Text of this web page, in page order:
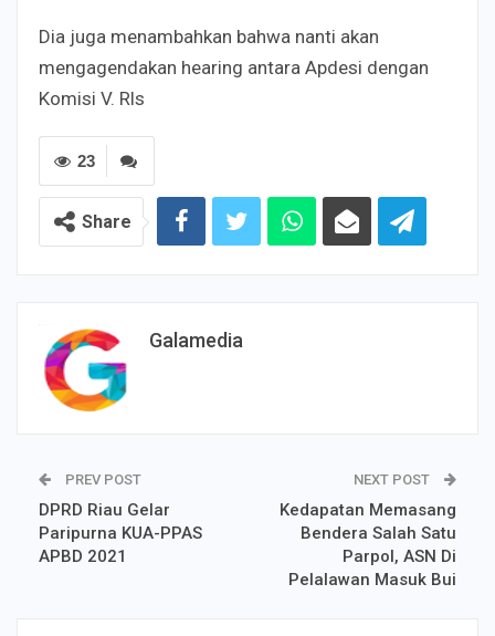
Dia juga menambahkan bahwa nanti akan
mengagendakan hearing antara Apdesi dengan
Komisi V. Rls
23
Share
Galamedia
PREV POST
DPRD Riau Gelar
Paripurna KUA-PPAS
APBD 2021
NEXT POST
Kedapatan Memasang
Bendera Salah Satu
Parpol, ASN Di
Pelalawan Masuk Bui